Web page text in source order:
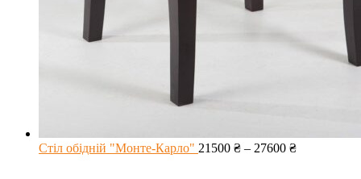
Стіл обідній "Монте-Карло" 21500 ₴ – 27600 ₴